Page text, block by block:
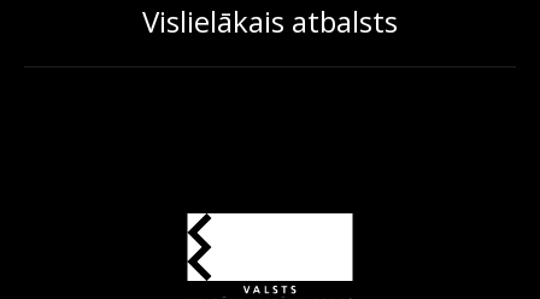
Vislielākais atbalsts